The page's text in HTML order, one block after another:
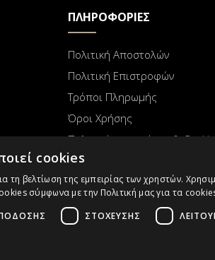
ΠΛΗΡΟΦΟΡΙΕΣ
Πολιτική Αποστολών
Πολιτική Επιστροφών
Τρόποι Πληρωμής
Όροι Χρήσης
Πολιτική απορρήτου &
Παρακολούθηση παραγγελίας
cookies
τη βελτίωση της εμπειρίας των χρηστών.
σύμφωνα με την Πολιτική μας για τα
ΣΤΌΧΕΥΣΗΣ